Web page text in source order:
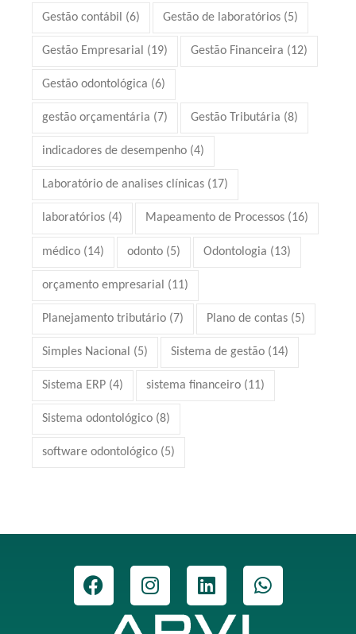
Gestão contábil (6) Gestão de laboratórios (5)
Gestão Empresarial (19) Gestão Financeira (12)
Gestão odontológica (6)
gestão orçamentária (7) Gestão Tributária (8)
indicadores de desempenho (4)
Laboratório de analises clínicas (17)
laboratórios (4) Mapeamento de Processos (16)
médico (14) odonto (5) Odontologia (13)
orçamento empresarial (11)
Planejamento tributário (7) Plano de contas (5)
Simples Nacional (5) Sistema de gestão (14)
Sistema ERP (4) sistema financeiro (11)
Sistema odontológico (8)
software odontológico (5)